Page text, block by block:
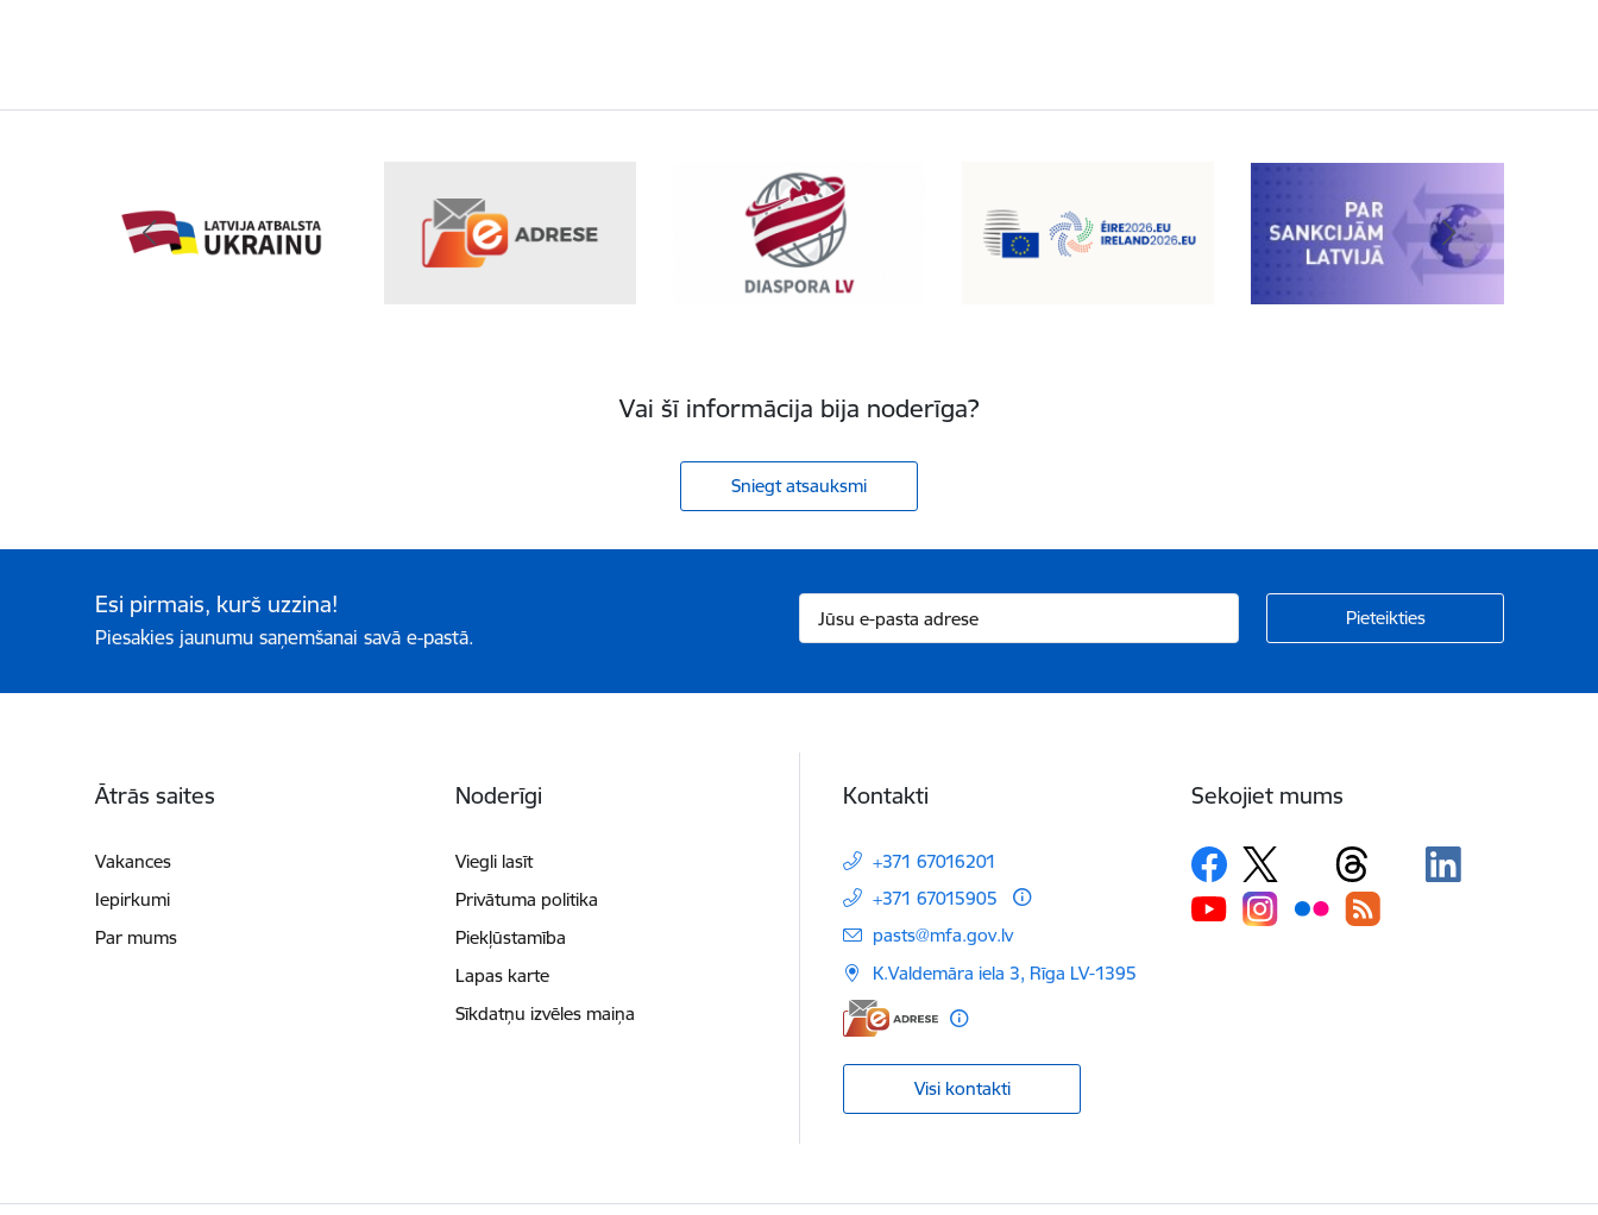
Vai šī informācija bija noderīga?
Sniegt atsauksmi
Esi pirmais, kurš uzzina!
Piesakies jaunumu saņemšanai savā e-pastā.
Ātrās saites
Vakances
Iepirkumi
Par mums
Noderīgi
Viegli lasīt
Privātuma politika
Piekļūstamība
Lapas karte
Sīkdatņu izvēles maiņa
Kontakti
+371 67016201
+371 67015905
E-pasts:
pasts@mfa.gov.lv
K.Valdemāra iela 3, Rīga LV-1395
Visi kontakti
Sekojiet mums